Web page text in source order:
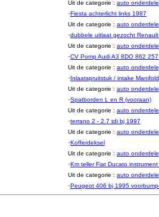
Uit de categorie : auto
·Fiesta achterlicht links 1987
Uit de categorie : auto
·dubbele uitlaat gezocht
Uit de categorie : auto
·CV Pomp Audi A3 8DO 862
Uit de categorie : auto
·Inlaatspruitstuk / intake Manifold
Uit de categorie : auto
·Spatborden L en R (vooraan)
Uit de categorie : auto
·terrano 2 - 2.7 tdi bj 1997
Uit de categorie : auto
·Kofferdeksel
Uit de categorie : auto
·Km teller Fiat Ducato
Uit de categorie : auto
·Peugeot 406 bj 1995